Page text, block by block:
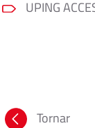
UPING
Tornar